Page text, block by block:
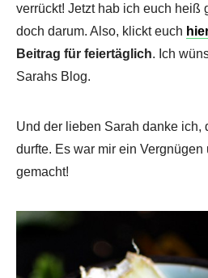
verrückt! Jetzt hab ich euch heiß
doch darum. Also, klickt euch
Beitrag für feiertäglich. Ich
Sarahs Blog.
Und der lieben Sarah danke ich,
durfte. Es war mir ein Vergnügen
gemacht!